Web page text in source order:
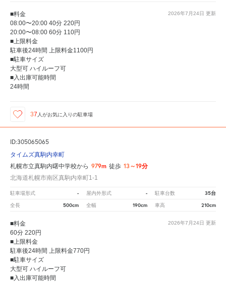
2026年7月24日 更新
■料金
08:00〜20:00 40分 220円
20:00〜08:00 60分 110円
■上限料金
駐車後24時間 上限料金1100円
■駐車サイズ
大型可 ハイルーフ可
■入出庫可能時間
24時間
37 人がお気に入りの駐車場
ID:305065065
タイムズ真駒内幸町
札幌市立真駒内曙中学校から 979m 徒歩 13～19分
北海道札幌市南区真駒内幸町1-1
駐車場形式 - 屋内外形式 - 駐車台数 35台
全長 500cm 全幅 190cm 車高 210cm
2026年7月24日 更新
■料金
60分 220円
■上限料金
駐車後24時間 上限料金770円
■駐車サイズ
大型可 ハイルーフ可
■入出庫可能時間